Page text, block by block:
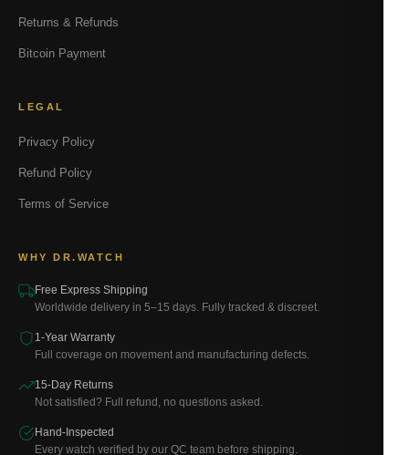
Returns & Refunds
Bitcoin Payment
LEGAL
Privacy Policy
Refund Policy
Terms of Service
WHY DR.WATCH
Free Express Shipping
Worldwide delivery in 5–15 days. Fully tracked & discreet.
1-Year Warranty
Full coverage on movement and manufacturing defects.
15-Day Returns
Not satisfied? Full refund, no questions asked.
Hand-Inspected
Every watch verified by our QC team before shipping.